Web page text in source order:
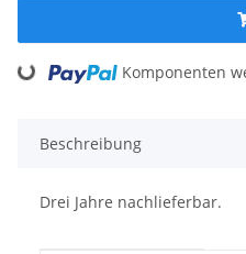
Loading... Komponenten
Beschreibung
Drei Jahre nachlieferbar.